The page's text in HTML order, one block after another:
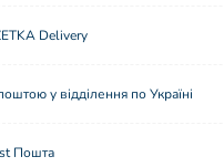
Delivery
у відділення по Україні
Пошта